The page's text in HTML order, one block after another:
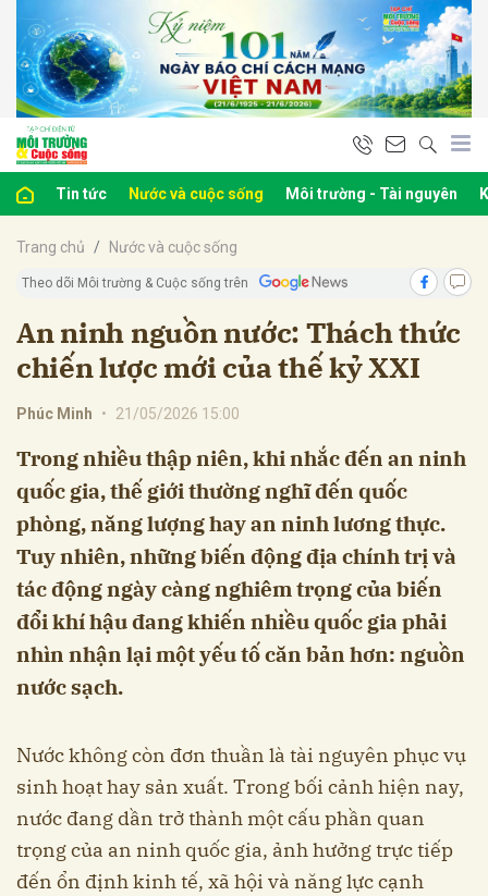
Tin tức Nước và cuộc sống Môi trường - Tài nguyên
Trang chủ Nước và cuộc sống
Theo dõi Môi trường & Cuộc sống trên
An ninh nguồn nước: Thách thức
chiến lược mới của thế kỷ XXI
Phúc Minh • 21/05/2026 15:00
Trong nhiều thập niên, khi nhắc đến an ninh
quốc gia, thế giới thường nghĩ đến quốc
phòng, năng lượng hay an ninh lương thực.
Tuy nhiên, những biến động địa chính trị và
tác động ngày càng nghiêm trọng của biến
đổi khí hậu đang khiến nhiều quốc gia phải
nhìn nhận lại một yếu tố căn bản hơn: nguồn
nước sạch.
Nước không còn đơn thuần là tài nguyên phục vụ
sinh hoạt hay sản xuất. Trong bối cảnh hiện nay,
nước đang dần trở thành một cấu phần quan
trọng của an ninh quốc gia, ảnh hưởng trực tiếp
đến ổn định kinh tế, xã hội và năng lực cạnh
luận
Hủy